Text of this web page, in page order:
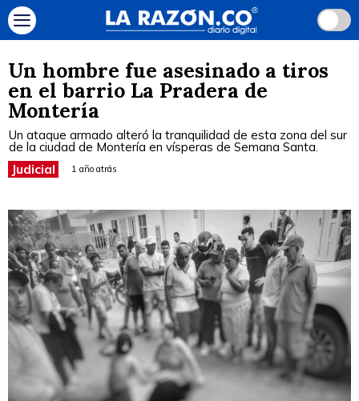
Un hombre fue asesinado a tiros
en el barrio La Pradera de
Montería
Un ataque armado alteró la tranquilidad de esta zona del sur
de la ciudad de Montería en vísperas de Semana Santa.
Judicial 1 año atrás